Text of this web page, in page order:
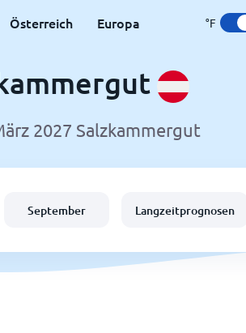
Österreich Europa °F
2027 Salzkammergut
September Langzeitprognosen